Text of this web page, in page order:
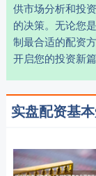
供市场分析和投
的决策。无论您
制最合适的配资
开启您的投资新
实盘配资基